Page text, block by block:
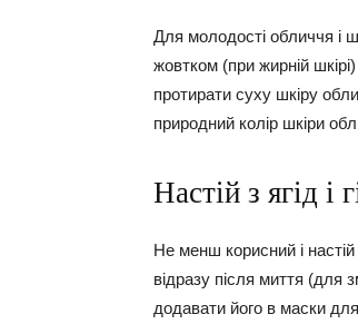
Для молодості обличчя і
жовтком (при жирній
протирати суху шкіру
природний колір шкіри
Настій з ягід і
Не менш корисний і
відразу після миття (для
додавати його в маски